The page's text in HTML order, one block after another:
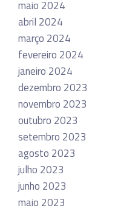
maio 2024
abril 2024
março 2024
fevereiro 2024
janeiro 2024
dezembro 2023
novembro 2023
outubro 2023
setembro 2023
agosto 2023
julho 2023
junho 2023
maio 2023